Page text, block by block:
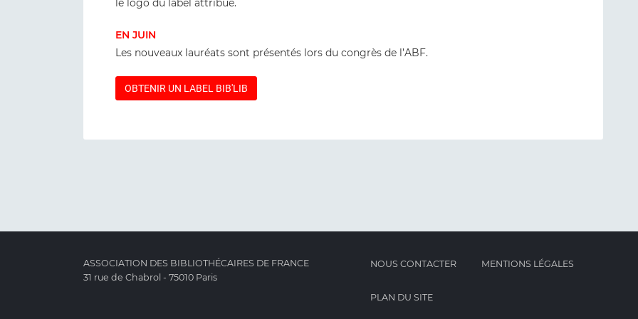
le logo du label attribué.
EN JUIN
Les nouveaux lauréats sont présentés lors du congrès de l’ABF.
OBTENIR UN LABEL BIB'LIB
ASSOCIATION DES BIBLIOTHÉCAIRES DE FRANCE
31 rue de Chabrol - 75010 Paris
NOUS CONTACTER MENTIONS LÉGALES
PLAN DU SITE